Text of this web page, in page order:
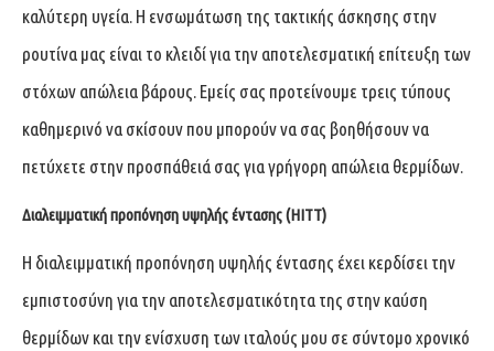
καλύτερη υγεία. Η ενσωμάτωση της τακτικής άσκησης στην
ρουτίνα μας είναι το κλειδί για την αποτελεσματική επίτευξη των
στόχων απώλεια βάρους. Εμείς σας προτείνουμε τρεις τύπους
καθημερινό να σκίσουν που μπορούν να σας βοηθήσουν να
πετύχετε στην προσπάθειά σας για γρήγορη απώλεια θερμίδων.
Διαλειμματική προπόνηση υψηλής έντασης (HITT)
Η διαλειμματική προπόνηση υψηλής έντασης έχει κερδίσει την
εμπιστοσύνη για την αποτελεσματικότητα της στην καύση
θερμίδων και την ενίσχυση των ιταλούς μου σε σύντομο χρονικό